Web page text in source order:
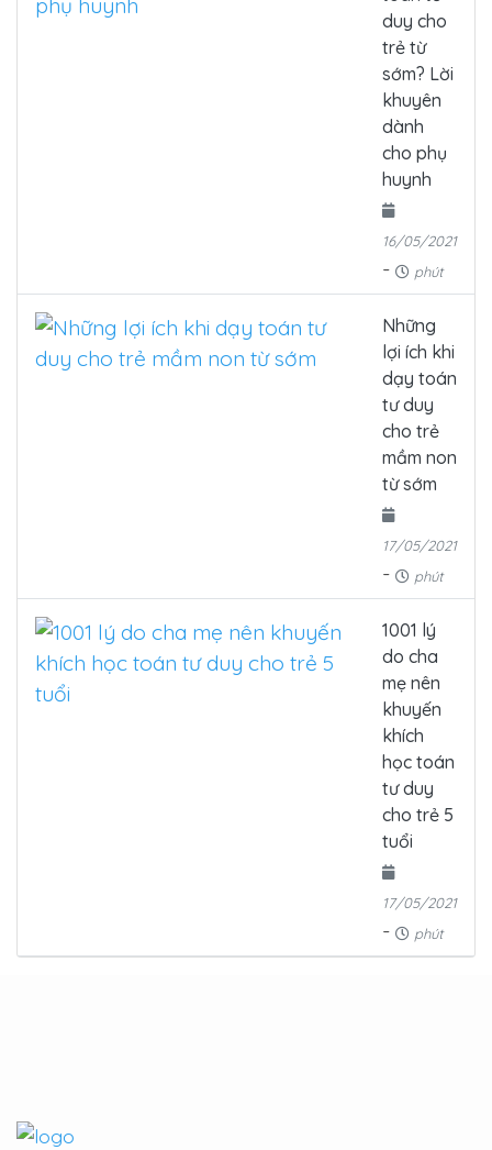
duy cho
trẻ từ
sớm? Lời
khuyên
dành
cho phụ
huynh
16/05/2021
- phút
Những
lợi ích khi
dạy toán
tư duy
cho trẻ
mầm non
từ sớm
17/05/2021
- phút
1001 lý
do cha
mẹ nên
khuyến
khích
học toán
tư duy
cho trẻ 5
tuổi
17/05/2021
- phút